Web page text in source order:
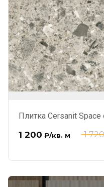
Плитка Cersanit
1 720
1 200 ₽/кв. м